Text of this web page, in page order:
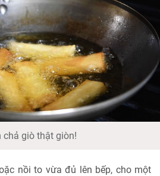
chả giò thật giòn!
nồi to vừa đủ lên bếp, cho một